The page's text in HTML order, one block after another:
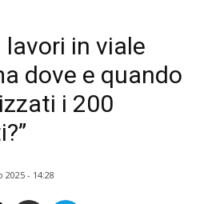
lavori in viale
dove e quando
i 200
2025 - 14:28